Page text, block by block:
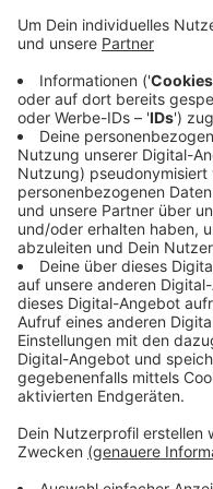
Zuvor (gegen 22.40
Polizei gestellt. Der
nach einem Streit in
getötet. Das teilen
mit. Der 35-Jährige,
Erscheinung getreten
wird heute einem
der Polizei und
Wohnung gefahren; sie
der Frau feststellen.
Ermittlungen
Anzeige